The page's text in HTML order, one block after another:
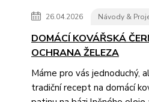
26.04.2026 Návody &
DOMÁCÍ KOVÁŘSKÁ
OCHRANA ŽELEZA
Máme pro vás jednoduchý,
tradiční recept na domácí